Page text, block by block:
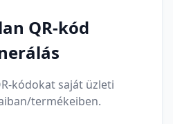
QR-kód
kódokat saját üzleti
termékeiben.